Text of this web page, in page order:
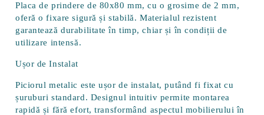
Placa de prindere de 80x80 mm, cu o grosime de 2 mm,
oferă o fixare sigură și stabilă. Materialul rezistent
garantează durabilitate în timp, chiar și în condiții de
utilizare intensă.
Ușor de Instalat
Piciorul metalic este ușor de instalat, putând fi fixat cu
șuruburi standard. Designul intuitiv permite montarea
rapidă și fără efort, transformând aspectul mobilierului în